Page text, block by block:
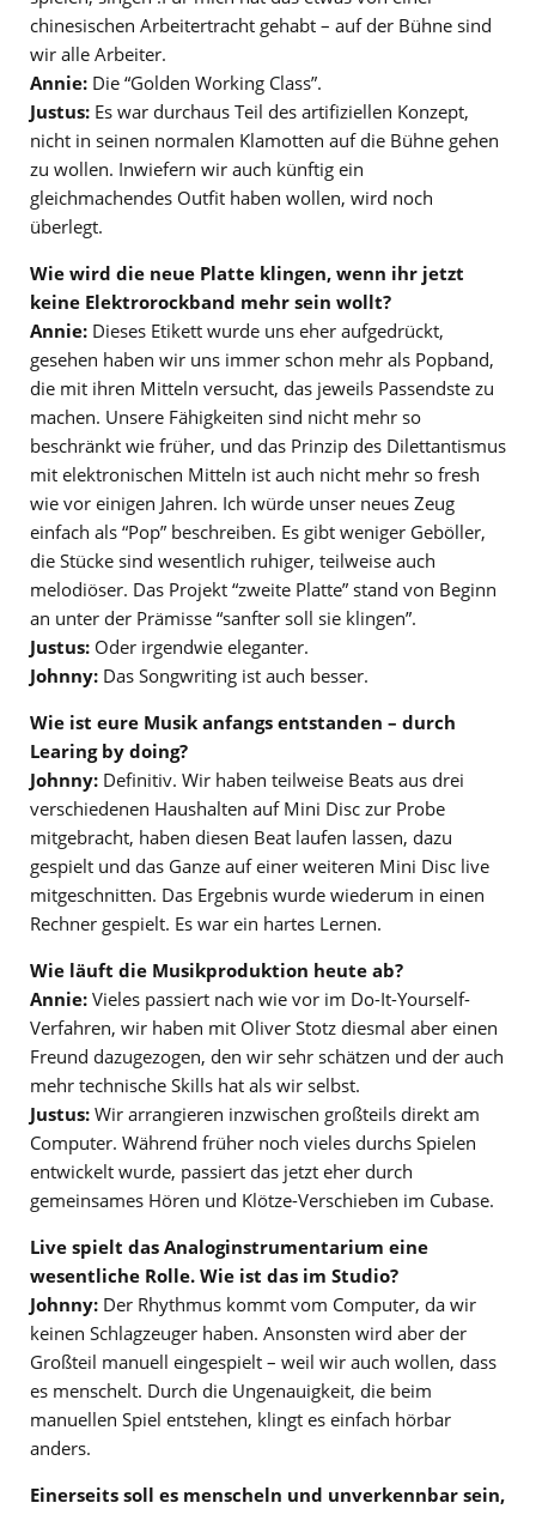
chinesischen Arbeitertracht gehabt – auf der Bühne sind
wir alle Arbeiter.
Annie: Die “Golden Working Class”.
Justus: Es war durchaus Teil des artifiziellen Konzept,
nicht in seinen normalen Klamotten auf die Bühne gehen
zu wollen. Inwiefern wir auch künftig ein
gleichmachendes Outfit haben wollen, wird noch
überlegt.
Wie wird die neue Platte klingen, wenn ihr jetzt
keine Elektrorockband mehr sein wollt?
Annie: Dieses Etikett wurde uns eher aufgedrückt,
gesehen haben wir uns immer schon mehr als Popband,
die mit ihren Mitteln versucht, das jeweils Passendste zu
machen. Unsere Fähigkeiten sind nicht mehr so
beschränkt wie früher, und das Prinzip des Dilettantismus
mit elektronischen Mitteln ist auch nicht mehr so fresh
wie vor einigen Jahren. Ich würde unser neues Zeug
einfach als “Pop” beschreiben. Es gibt weniger Geböller,
die Stücke sind wesentlich ruhiger, teilweise auch
melodiöser. Das Projekt “zweite Platte” stand von Beginn
an unter der Prämisse “sanfter soll sie klingen”.
Justus: Oder irgendwie eleganter.
Johnny: Das Songwriting ist auch besser.
Wie ist eure Musik anfangs entstanden – durch
Learing by doing?
Johnny: Definitiv. Wir haben teilweise Beats aus drei
verschiedenen Haushalten auf Mini Disc zur Probe
mitgebracht, haben diesen Beat laufen lassen, dazu
gespielt und das Ganze auf einer weiteren Mini Disc live
mitgeschnitten. Das Ergebnis wurde wiederum in einen
Rechner gespielt. Es war ein hartes Lernen.
Wie läuft die Musikproduktion heute ab?
Annie: Vieles passiert nach wie vor im Do-It-Yourself-
Verfahren, wir haben mit Oliver Stotz diesmal aber einen
Freund dazugezogen, den wir sehr schätzen und der auch
mehr technische Skills hat als wir selbst.
Justus: Wir arrangieren inzwischen großteils direkt am
Computer. Während früher noch vieles durchs Spielen
entwickelt wurde, passiert das jetzt eher durch
gemeinsames Hören und Klötze-Verschieben im Cubase.
Live spielt das Analoginstrumentarium eine
wesentliche Rolle. Wie ist das im Studio?
Johnny: Der Rhythmus kommt vom Computer, da wir
keinen Schlagzeuger haben. Ansonsten wird aber der
Großteil manuell eingespielt – weil wir auch wollen, dass
es menschelt. Durch die Ungenauigkeit, die beim
manuellen Spiel entstehen, klingt es einfach hörbar
anders.
Einerseits soll es menscheln und unverkennbar sein,